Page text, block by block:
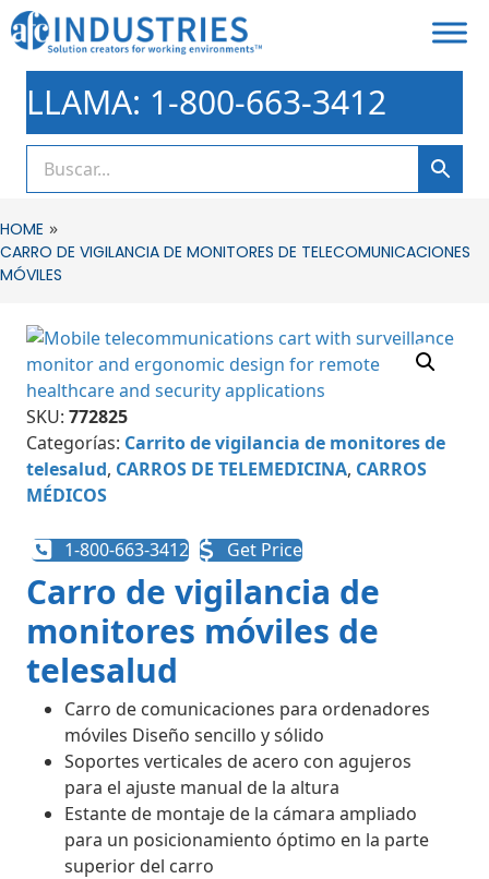
LLAMA: 1-800-663-3412
HOME »
CARRO DE VIGILANCIA DE MONITORES DE TELECOMUNICACIONES
MÓVILES
SKU: 772825
Categorías: Carrito de vigilancia de monitores de
telesalud, CARROS DE TELEMEDICINA, CARROS
MÉDICOS
1-800-663-3412 Get Price
Carro de vigilancia de
monitores móviles de
telesalud
Carro de comunicaciones para ordenadores
móviles Diseño sencillo y sólido
Soportes verticales de acero con agujeros
para el ajuste manual de la altura
Estante de montaje de la cámara ampliado
para un posicionamiento óptimo en la parte
superior del carro